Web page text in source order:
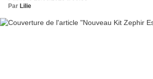
Par Lilie